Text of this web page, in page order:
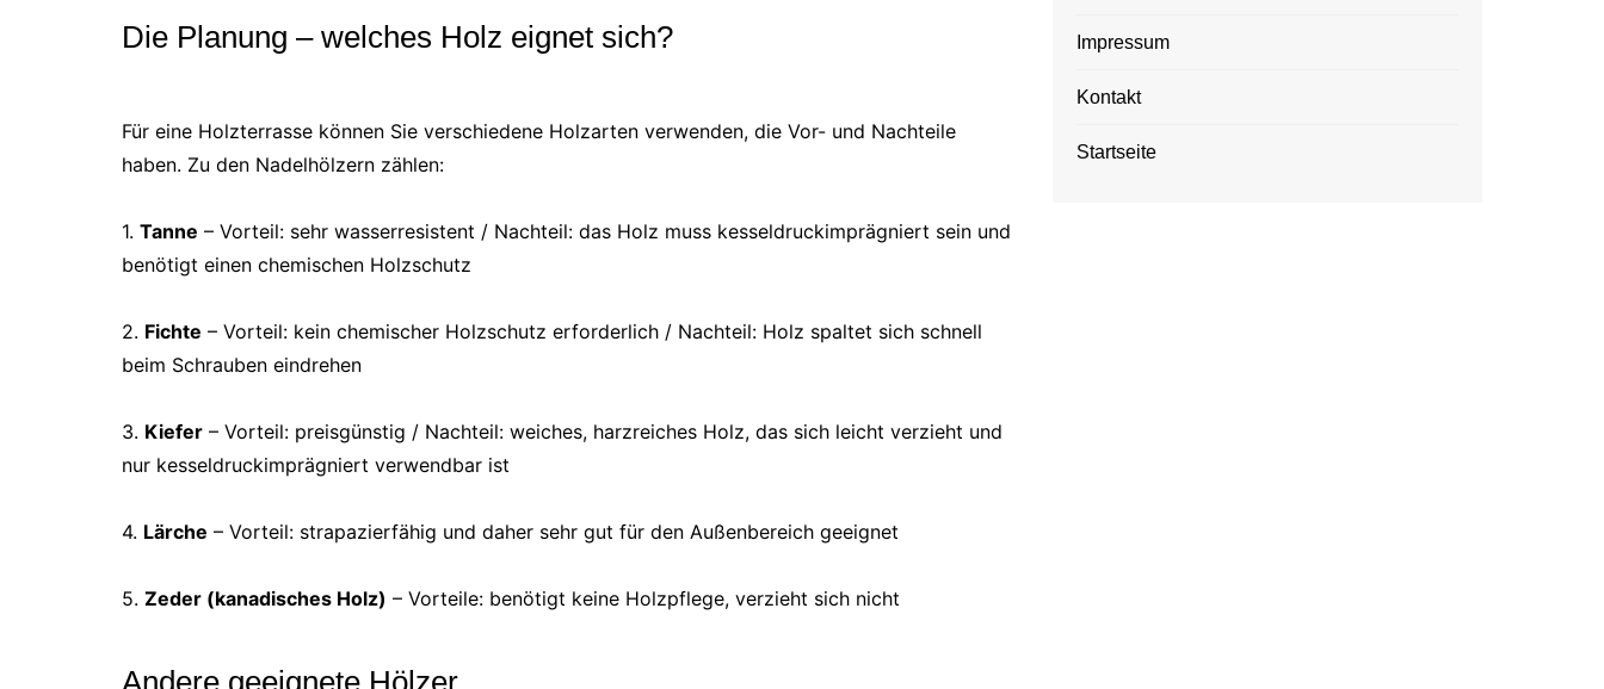
Die Planung – welches Holz eignet sich?
Für eine Holzterrasse können Sie verschiedene Holzarten verwenden, die Vor- und Nachteile
haben. Zu den Nadelhölzern zählen:
1. Tanne – Vorteil: sehr wasserresistent / Nachteil: das Holz muss kesseldruckimprägniert sein und
benötigt einen chemischen Holzschutz
2. Fichte – Vorteil: kein chemischer Holzschutz erforderlich / Nachteil: Holz spaltet sich schnell
beim Schrauben eindrehen
3. Kiefer – Vorteil: preisgünstig / Nachteil: weiches, harzreiches Holz, das sich leicht verzieht und
nur kesseldruckimprägniert verwendbar ist
4. Lärche – Vorteil: strapazierfähig und daher sehr gut für den Außenbereich geeignet
5. Zeder (kanadisches Holz) – Vorteile: benötigt keine Holzpflege, verzieht sich nicht
Andere geeignete Hölzer
Impressum
Kontakt
Startseite